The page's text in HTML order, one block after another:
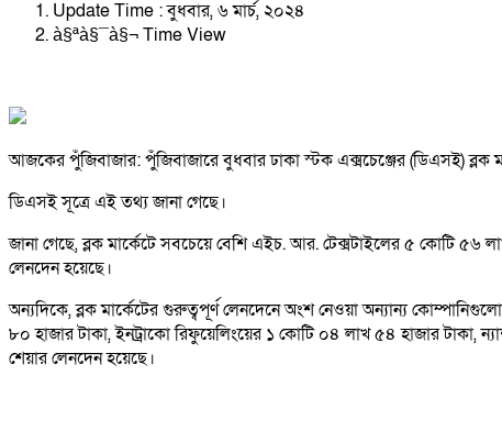
Update Time : বুধবার, ৬ মার্চ, ২০২৪
à§ªà§¯à§¬ Time View
আজকের পুঁজিবাজার: পুঁজিবাজারে বুধবার ঢাকা স্টক এক্সচেঞ্জের (ডিএসই) ব্লক
ডিএসই সূত্রে এই তথ্য জানা গেছে।
জানা গেছে, ব্লক মার্কেটে সবচেয়ে বেশি এইচ. আর. টেক্সটাইলের ৫ কোটি ৫৬
লেনদেন হয়েছে।
অন্যদিকে, ব্লক মার্কেটের গুরুত্বপূর্ণ লেনদেনে অংশ নেওয়া অন্যান্য
৮০ হাজার টাকা, ইনট্রাকো রিফুয়েলিংয়ের ১ কোটি ০৪ লাখ ৫৪ হাজার টাকা,
শেয়ার লেনদেন হয়েছে।